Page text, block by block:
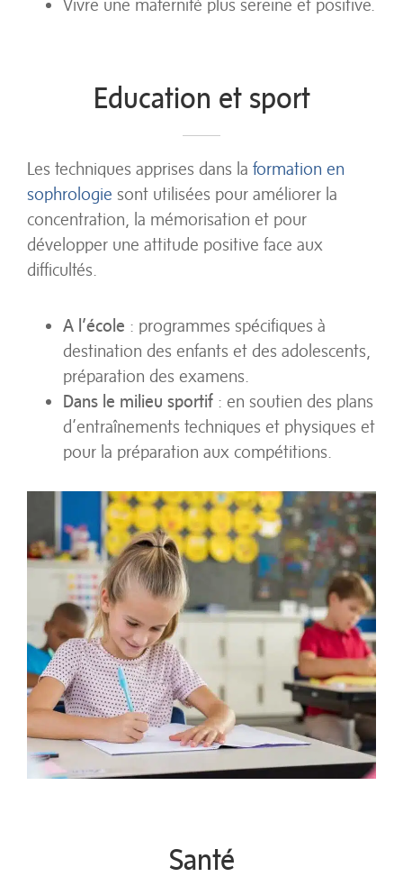
Vivre une maternité plus sereine et positive.
Education et sport
Les techniques apprises dans la formation en
sophrologie sont utilisées pour améliorer la
concentration, la mémorisation et pour
développer une attitude positive face aux
difficultés.
A l’école : programmes spécifiques à
destination des enfants et des adolescents,
préparation des examens.
Dans le milieu sportif : en soutien des plans
d’entraînements techniques et physiques et
pour la préparation aux compétitions.
Santé